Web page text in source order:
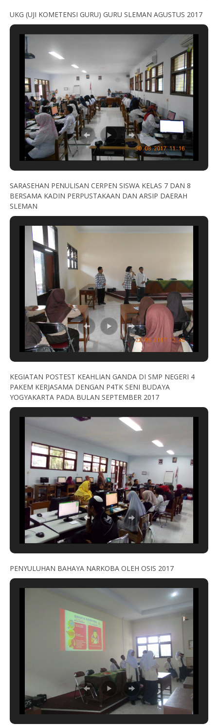
UKG (UJI KOMETENSI GURU) GURU SLEMAN AGUSTUS 2017
SARASEHAN PENULISAN CERPEN SISWA KELAS 7 DAN 8
BERSAMA KADIN PERPUSTAKAAN DAN ARSIP DAERAH
SLEMAN
KEGIATAN POSTEST KEAHLIAN GANDA DI SMP NEGERI 4
PAKEM KERJASAMA DENGAN P4TK SENI BUDAYA
YOGYAKARTA PADA BULAN SEPTEMBER 2017
PENYULUHAN BAHAYA NARKOBA OLEH OSIS 2017